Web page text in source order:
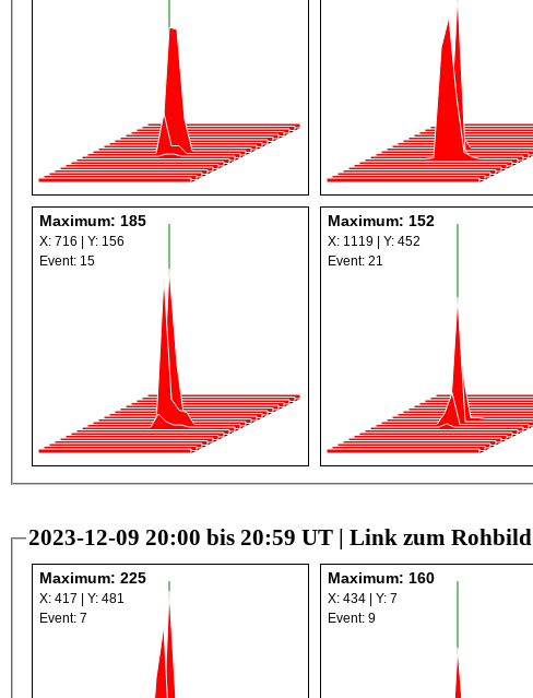
Maximum: 185
X: 716 | Y: 156
Event: 15
Maximum: 152
X: 1119 | Y: 452
Event: 21
2023-12-09 20:00 bis 20:59 UT | Link zum Rohbild
Maximum: 225
X: 417 | Y: 481
Event: 7
Maximum: 160
X: 434 | Y: 7
Event: 9